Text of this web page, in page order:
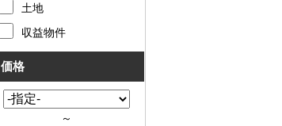
土地
収益物件
価格
～